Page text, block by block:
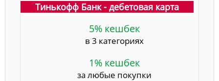
Тинькофф Банк - дебетовая карта
5% кешбек
в 3 категориях
1% кешбек
за любые покупки